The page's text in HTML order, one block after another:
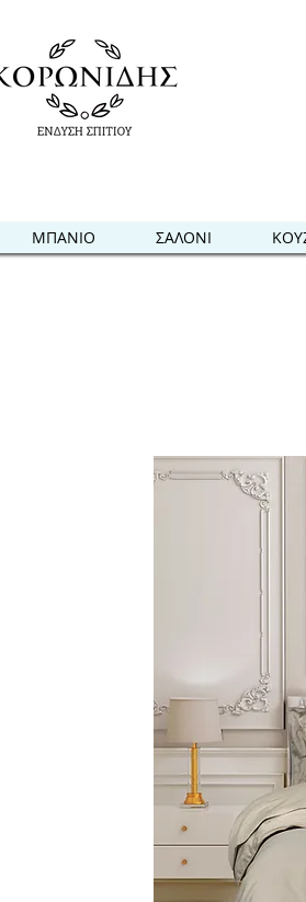
ΜΠΑΝΙΟ ΣΑΛΟΝΙ